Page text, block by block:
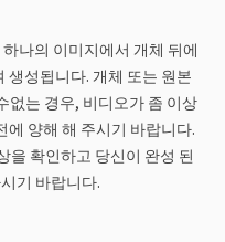
나의 이미지에서 개체 뒤에
생성됩니다. 개체 또는 원본
없는 경우, 비디오가 좀 이상
에 양해 해 주시기 바랍니다.
을 확인하고 당신이 완성 된
기 바랍니다.